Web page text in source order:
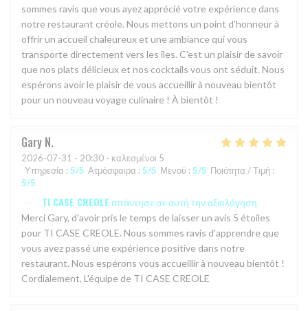
sommes ravis que vous ayez apprécié votre expérience dans
notre restaurant créole. Nous mettons un point d'honneur à
offrir un accueil chaleureux et une ambiance qui vous
transporte directement vers les îles. C'est un plaisir de savoir
que nos plats délicieux et nos cocktails vous ont séduit. Nous
espérons avoir le plaisir de vous accueillir à nouveau bientôt
pour un nouveau voyage culinaire ! À bientôt !
Gary N
2026-07-31 - 20:30 - καλεσμένοι 5
Υπηρεσία : 5/5 Ατμόσφαιρα : 5/5 Μενού : 5/5 Ποιότητα / Τιμή :
5/5
TI CASE CREOLEαπάντησε σε αυτή την αξιολόγηση
Merci Gary, d'avoir pris le temps de laisser un avis 5 étoiles
pour TI CASE CREOLE. Nous sommes ravis d'apprendre que
vous avez passé une expérience positive dans notre
restaurant. Nous espérons vous accueillir à nouveau bientôt !
Cordialement, L'équipe de TI CASE CREOLE